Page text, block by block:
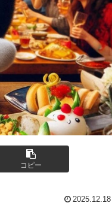
コピー
2025.12.18